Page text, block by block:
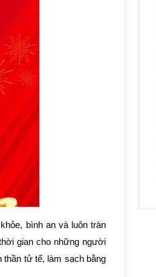
bình an và luôn tràn
gian cho những người
thần tử tế, làm sạch bằng